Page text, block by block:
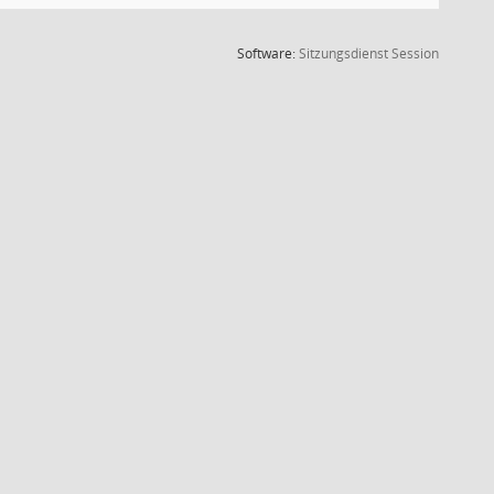
Software:SitzungsdienstSession(Wird in